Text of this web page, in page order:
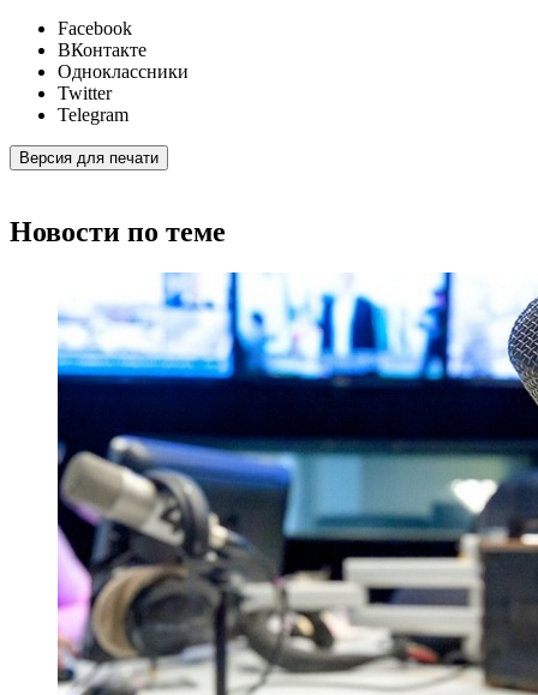
Facebook
ВКонтакте
Одноклассники
Twitter
Telegram
Версия для печати
Новости по теме